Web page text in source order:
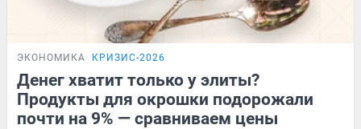
ЭКОНОМИКА КРИЗИС-2026
Денег хватит только у элиты?
Продукты для окрошки подорожали
почти на 9% — сравниваем цены